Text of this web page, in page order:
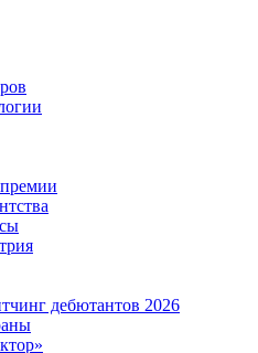
дебютантов 2026